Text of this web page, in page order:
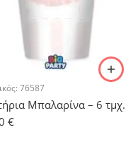
76587
Μπαλαρίνα – 6 τμχ.
€